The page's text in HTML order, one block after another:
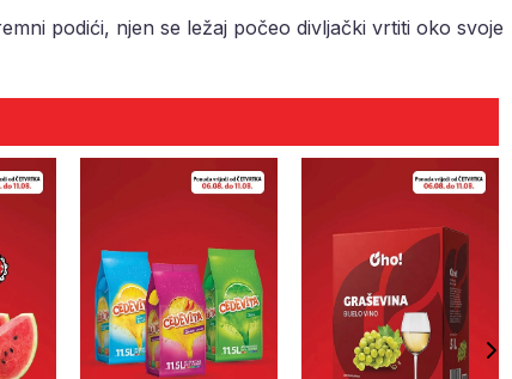
podići, njen se ležaj počeo divljački vrtiti oko svoje